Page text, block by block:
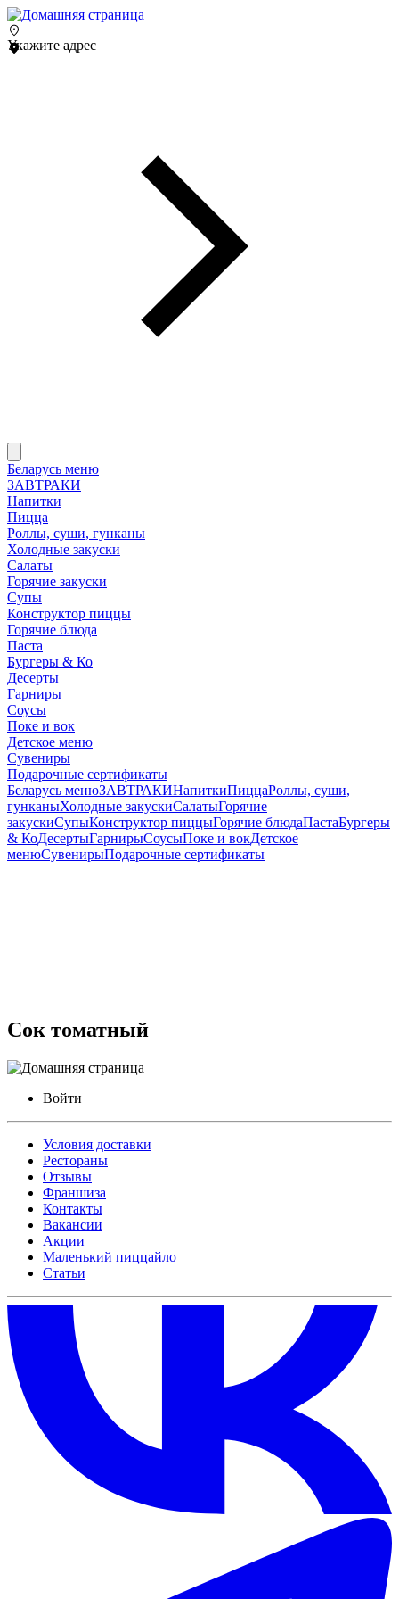
Укажите адрес
Беларусь меню
ЗАВТРАКИ
Напитки
Пицца
Роллы, суши, гунканы
Холодные закуски
Салаты
Горячие закуски
Супы
Конструктор пиццы
Горячие блюда
Паста
Бургеры & Ко
Десерты
Гарниры
Соусы
Поке и вок
Детское меню
Сувениры
Подарочные сертификаты
Беларусь менюЗАВТРАКИНапиткиПиццаРоллы, суши,
гунканыХолодные закускиСалатыГорячие
закускиСупыКонструктор пиццыГорячие блюдаПастаБургеры
& КоДесертыГарнирыСоусыПоке и вокДетское
менюСувенирыПодарочные сертификаты
Сок томатный
Войти
Условия доставки
Рестораны
Отзывы
Франшиза
Контакты
Вакансии
Акции
Маленький пиццайло
Статьи